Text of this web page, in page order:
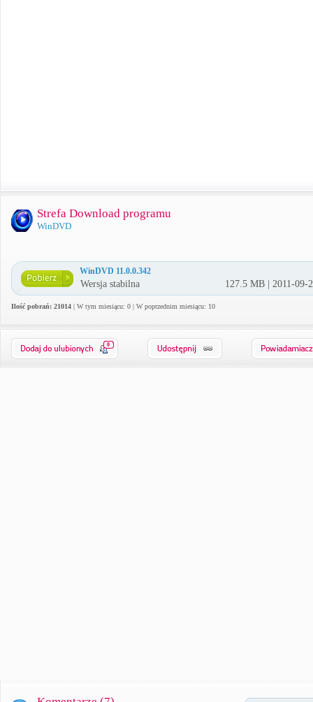
Strefa Download programu
WinDVD
WinDVD 11.0.0.342
Wersja stabilna 127.5 MB | 2011-09-
Ilość pobrań: 21014 | W tym miesiącu: 0 | W poprzednim miesiącu: 10
0